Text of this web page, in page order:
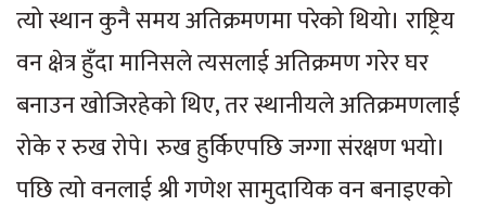
त्यो स्थान कुनै समय अतिक्रमणमा परेको थियो। राष्ट्रिय
वन क्षेत्र हुँदा मानिसले त्यसलाई अतिक्रमण गरेर घर
बनाउन खोजिरहेको थिए, तर स्थानीयले अतिक्रमणलाई
रोके र रुख रोपे। रुख हुर्किएपछि जग्गा संरक्षण भयो।
पछि त्यो वनलाई श्री गणेश सामुदायिक वन बनाइएको